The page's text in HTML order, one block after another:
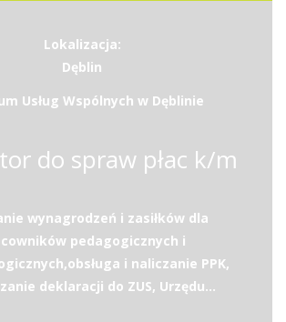
Lokalizacja:
Dęblin
Usług Wspólnych w Dęblinie
do spraw płac k/m
wynagrodzeń i zasiłków dla
pedagogicznych i
i naliczanie PPK,
deklaracji do ZUS, Urzędu...